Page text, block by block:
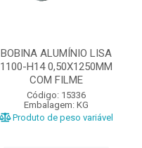
BOBINA ALUMÍNIO LISA
1100-H14 0,50X1250MM
COM FILME
Código: 15336
Embalagem: KG
Produto de peso variável